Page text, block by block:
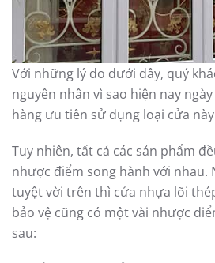
Với những lý do dưới đây, quý
nguyên nhân vì sao hiện nay
hàng ưu tiên sử dụng loại cửa
Tuy nhiên, tất cả các sản phẩm
nhược điểm song hành với nhau.
tuyệt vời trên thì cửa nhựa lõi
bảo vệ cũng có một vài nhược
sau: